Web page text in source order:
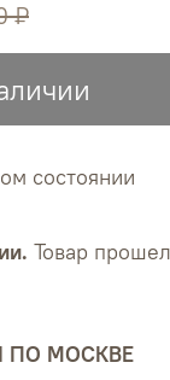
₽
состоянии
Товар
ПО МОСКВЕ